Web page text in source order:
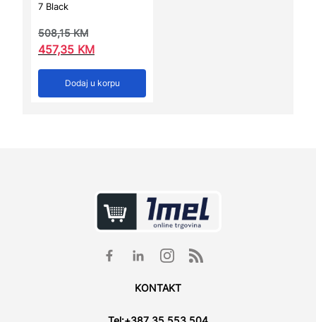
7 Black
508,15KM
457,35 KM
Dodaj u korpu
KONTAKT